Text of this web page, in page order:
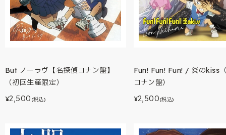
But ノーラヴ【名探偵コナン盤】
（初回生産限定）
¥2,500 (税込)
Fun! Fun! Fun! / 炎のkiss
コナン盤〉
¥2,500(税込)